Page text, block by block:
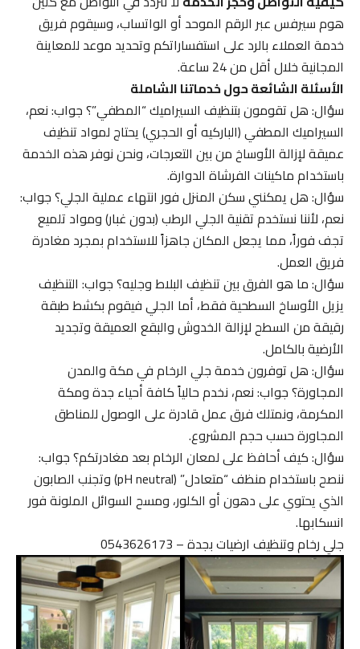
هوم سيرفس عبر الرقم الموحد أو الواتساب، وسيقوم فريق
خدمة العملاء بالرد على استفساراتكم وتحديد موعد للمعاينة
المجانية خلال أقل من 24 ساعة.
الأسئلة الشائعة حول خدماتنا الشاملة
سؤال: هل تقومون بتنظيف السيراميك “المطفي”؟ جواب: نعم،
السيراميك المطفي (الباركيه أو الحجري) يحتاج لمواد تنظيف
عميقة لإزالة الأوساخ من بين التعرجات، ونحن نوفر هذه الخدمة
باستخدام ماكينات الفرشاة الدوارة.
سؤال: هل يمكنني سكن المنزل فور انتهاء عملية الجلي؟ جواب:
نعم، لأننا نستخدم تقنية الجلي الرطب (بدون غبار) ومواد تلميع
تجف فوراً، مما يجعل المكان جاهزاً للاستخدام بمجرد مغادرة
فريق العمل.
سؤال: ما هو الفرق بين تنظيف البلاط وجليه؟ جواب: التنظيف
يزيل الأوساخ السطحية فقط، أما الجلي فيقوم بكشط طبقة
رقيقة من السطح لإزالة الخدوش والبقع العميقة وتجديد
الأرضية بالكامل.
سؤال: هل توفرون خدمة جلي الرخام في مكة والمدن
المجاورة؟ جواب: نعم، نخدم حالياً كافة أحياء جدة ومكة
المكرمة، ونمتلك فرق عمل قادرة على الوصول للمناطق
المجاورة حسب حجم المشروع.
سؤال: كيف أحافظ على لمعان الرخام بعد مغادرتكم؟ جواب:
ننصح باستخدام منظف “متعادل” (pH neutral) وتجنب الصابون
الذي يحتوي على دهون أو الكلور، ومسح السوائل الملونة فور
انسكابها.
جلي رخام وتنظيف ارضيات بجدة – 0543626173